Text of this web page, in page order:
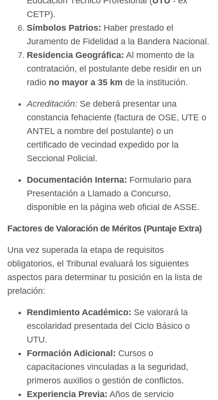
CETP).
Símbolos Patrios: Haber prestado el
Juramento de Fidelidad a la Bandera Nacional.
Residencia Geográfica: Al momento de la
contratación, el postulante debe residir en un
radio no mayor a 35 km de la institución.
Acreditación: Se deberá presentar una
constancia fehaciente (factura de OSE, UTE o
ANTEL a nombre del postulante) o un
certificado de vecindad expedido por la
Seccional Policial.
Documentación Interna: Formulario para
Presentación a Llamado a Concurso,
disponible en la página web oficial de ASSE.
Factores de Valoración de Méritos (Puntaje Extra)
Una vez superada la etapa de requisitos
obligatorios, el Tribunal evaluará los siguientes
aspectos para determinar tu posición en la lista de
prelación:
Rendimiento Académico: Se valorará la
escolaridad presentada del Ciclo Básico o
UTU.
Formación Adicional: Cursos o
capacitaciones vinculadas a la seguridad,
primeros auxilios o gestión de conflictos.
Experiencia Previa: Años de servicio